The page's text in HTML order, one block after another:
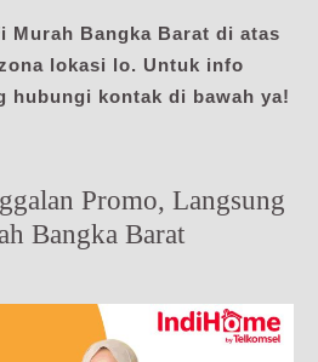
Murah Bangka Barat di atas
lokasi lo. Untuk info
hubungi kontak di bawah ya!
Promo, Langsung
Bangka Barat